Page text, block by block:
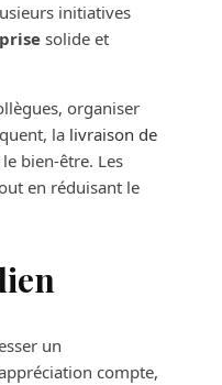
initiatives
solide et
organiser
la livraison de
bien-être. Les
en réduisant le
un
compte,